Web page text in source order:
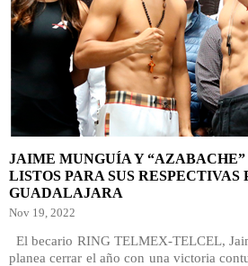
JAIME MUNGUÍA Y “AZABACHE”
LISTOS PARA SUS RESPECTIVAS
GUADALAJARA
Nov 19, 2022
El becario RING TELMEX-TELCEL,
planea cerrar el año con una victoria